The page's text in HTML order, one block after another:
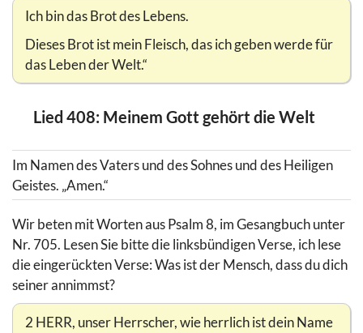
Ich bin das Brot des Lebens.
Dieses Brot ist mein Fleisch, das ich geben werde für
das Leben der Welt.“
Lied 408: Meinem Gott gehört die Welt
Im Namen des Vaters und des Sohnes und des Heiligen
Geistes. „Amen.“
Wir beten mit Worten aus Psalm 8, im Gesangbuch unter
Nr. 705. Lesen Sie bitte die linksbündigen Verse, ich lese
die eingerückten Verse: Was ist der Mensch, dass du dich
seiner annimmst?
2 HERR, unser Herrscher, wie herrlich ist dein Name